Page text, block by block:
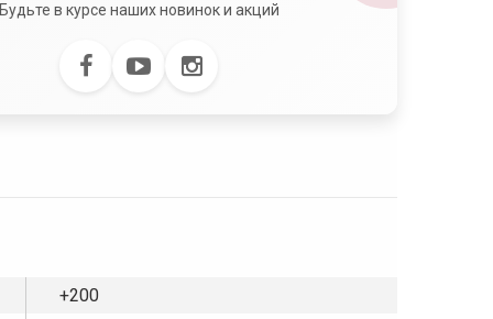
Будьте в курсе наших новинок и акций
+200